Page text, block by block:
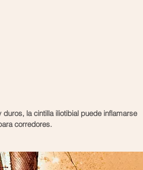
la cintilla iliotibial puede inflamarse
corredores.